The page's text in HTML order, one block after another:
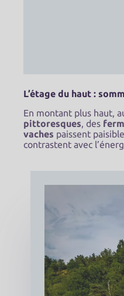
L’étage du haut :
En montant plus haut,
pittoresques, des
vaches paissent
contrastent avec